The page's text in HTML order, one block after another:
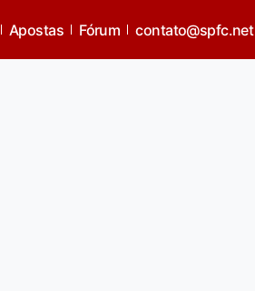
Apostas Fórum contato@spfc.net